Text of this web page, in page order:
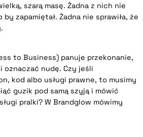
szarą masę. Żadna z nich nie
by zapamiętał. Żadna nie sprawiła, że
to Business) panuje przekonanie,
oznaczać nudę. Czy jeśli
kod albo usługi prawne, to musimy
guzik pod samą szyją i mówić
pralki? W Brandglow mówimy